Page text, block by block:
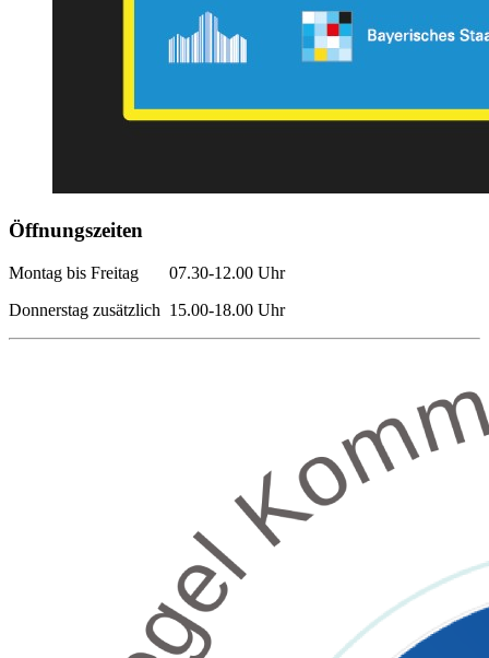
Öffnungszeiten
Montag bis Freitag 07.30-12.00 Uhr
Donnerstag zusätzlich 15.00-18.00 Uhr